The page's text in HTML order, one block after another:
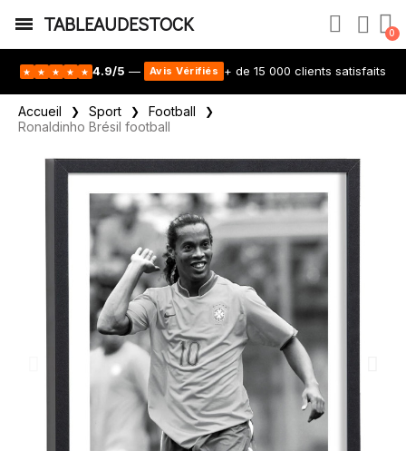
TABLEAUDESTOCK
★ ★ ★ ★ ★ 4.9/5 — Avis Vérifiés + de 15 000 clients satisfaits
Accueil Sport
Football
Ronaldinho Brésil football